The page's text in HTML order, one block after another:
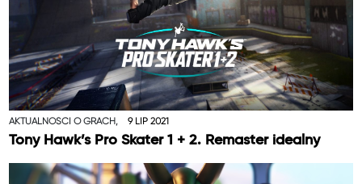
AKTUALNOŚCI O GRACH, 9 LIP 2021
Tony Hawk’s Pro Skater 1 + 2. Remaster idealny